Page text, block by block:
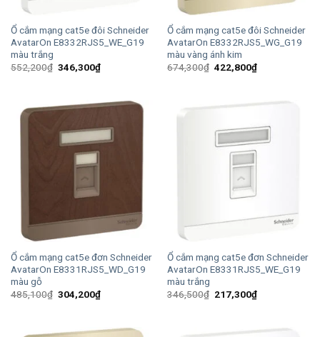
Ổ cắm mạng cat5e đôi Schneider
AvatarOn E8332RJS5_WE_G19
màu trắng
552,200₫ Giá
346,300₫Giá
hiện
346,300₫.
Ổ cắm mạng cat5e đôi Schneider
AvatarOn E8332RJS5_WG_G19
màu vàng ánh kim
674,300₫ Giá
422,800₫Giá
hiện
422,800₫.
Ổ cắm mạng cat5e đơn Schneider
AvatarOn E8331RJS5_WD_G19
màu gỗ
485,100₫ Giá
304,200₫Giá
hiện
304,200₫.
Ổ cắm mạng cat5e đơn Schneider
AvatarOn E8331RJS5_WE_G19
màu trắng
346,500₫ Giá
217,300₫Giá
hiện
217,300₫.